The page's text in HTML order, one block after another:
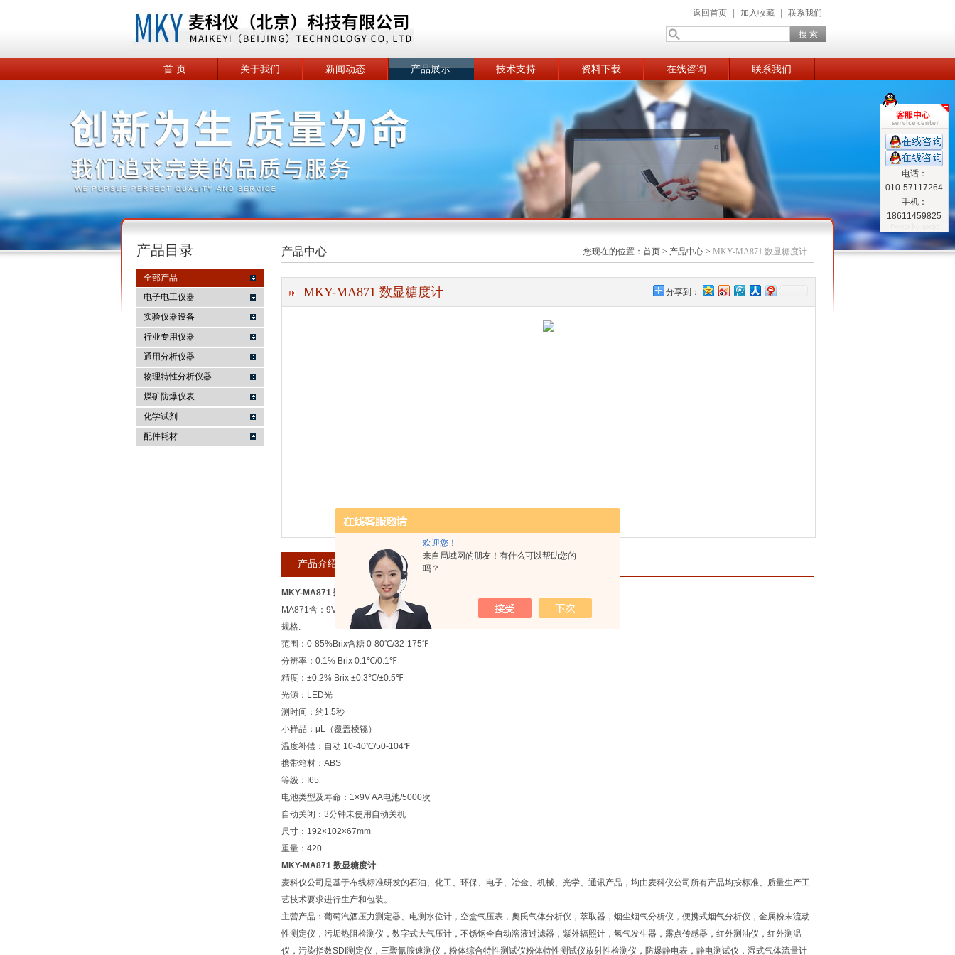
欢迎您！
来自局域网的朋友！有什么可以帮助您的
吗？
麦科仪（北京）科技有限公司
返回首页 加入收藏 联系我们
首 页 关于我们 新闻动态 产品展示 技术支持 资料下载 在线咨询 联系我们
产品目录
全部产品
电子电工仪器
实验仪器设备
行业专用仪器
通用分析仪器
物理特性分析仪器
煤矿防爆仪表
化学试剂
配件耗材
产品中心 您现在的位置： 首页 > 产品中心 > MKY-MA871 数显糖度计
MKY-MA871 数显糖度计 分享到：
产品介绍 在线留言
MKY-MA871 数显糖度计
MA871含：9V电池 主机 使用指南
规格:
范围：0-85%Brix含糖 0-80℃/32-175℉
分辨率：0.1% Brix 0.1℃/0.1℉
精度：±0.2% Brix ±0.3℃/±0.5℉
光源：LED光
测时间：约1.5秒
小样品：μL（覆盖棱镜）
温度补偿：自动 10-40℃/50-104℉
携带箱材：ABS
等级：I65
电池类型及寿命：1×9V AA电池/5000次
自动关闭：3分钟未使用自动关机
尺寸：192×102×67mm
重量：420
MKY-MA871 数显糖度计
麦科仪公司是基于布线标准研发的石油、化工、环保、电子、冶金、机械、光学、通讯产品，均由麦科仪公司所有产品均按标准、质量生产工
艺技术要求进行生产和包装。
主营产品：葡萄汽酒压力测定器、电测水位计，空盒气压表，奥氏气体分析仪，萃取器，烟尘烟气分析仪，便携式烟气分析仪，金属粉末流动
性测定仪，污垢热阻检测仪，数字式大气压计，不锈钢全自动溶液过滤器，紫外辐照计，氢气发生器，露点传感器，红外测油仪，红外测温
仪，污染指数SDI测定仪，三聚氰胺速测仪，粉体综合特性测试仪粉体特性测试仪放射性检测仪，防爆静电表，静电测试仪，湿式气体流量计
电话：
010-57117264
手机：
18611459825